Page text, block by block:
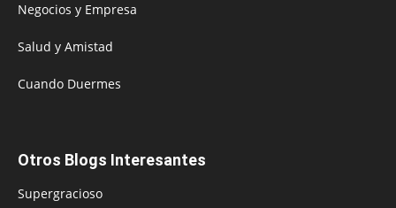
Negocios y Empresa
Salud y Amistad
Cuando Duermes
Otros Blogs Interesantes
Supergracioso